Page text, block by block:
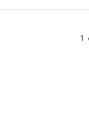
1